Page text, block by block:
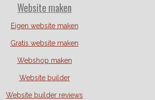
Website maken
Eigen website maken
Gratis website maken
Webshop maken
Website builder
Website builder reviews